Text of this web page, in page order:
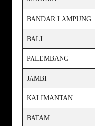
BANDAR LAMPUNG
BALI
PALEMBANG
JAMBI
KALIMANTAN
BATAM